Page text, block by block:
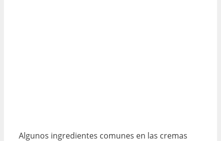
Algunos ingredientes comunes en las cremas